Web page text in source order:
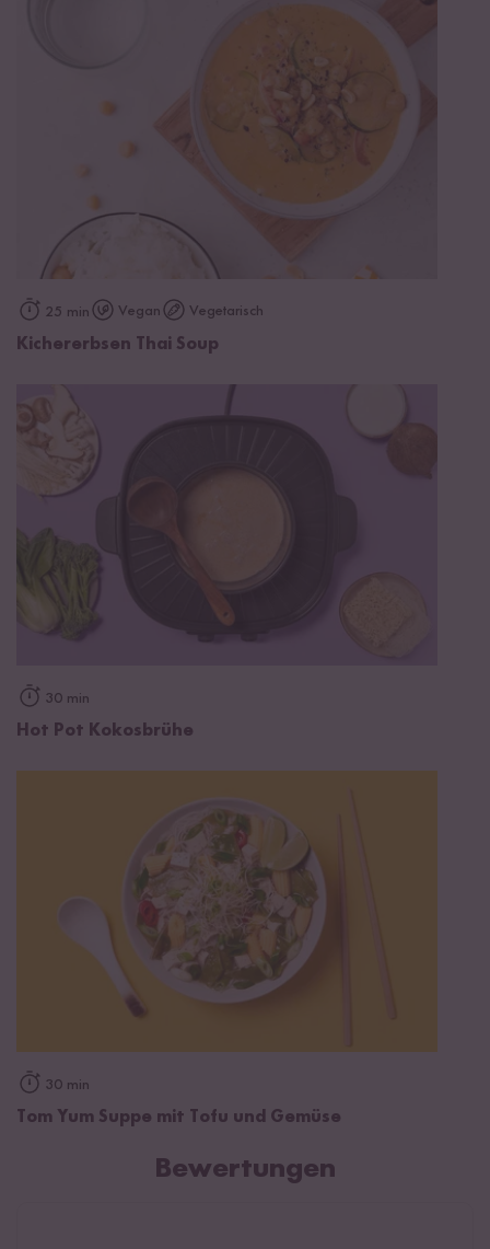
25 min Vegan Vegetarisch
Kichererbsen Thai Soup
30 min
Hot Pot Kokosbrühe
30 min
Tom Yum Suppe mit Tofu und Gemüse
Bewertungen